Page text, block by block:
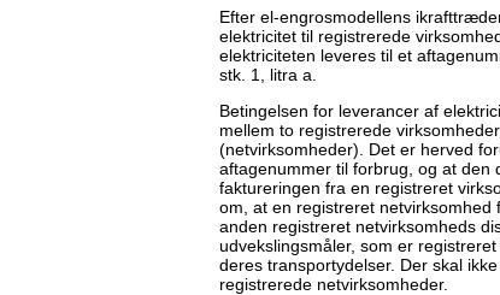
Efter el-engrosmodellens
elektricitet til registrerede
elektriciteten leveres til et
stk. 1, litra a.
Betingelsen for leverancer af
mellem to registrerede
(netvirksomheder). Det er herved
aftagenummer til forbrug, og at den
faktureringen fra en registreret
om, at en registreret netvirksomhed
anden registreret netvirksomheds
udvekslingsmåler, som er
deres transportydelser. Der skal
registrerede netvirksomheder.